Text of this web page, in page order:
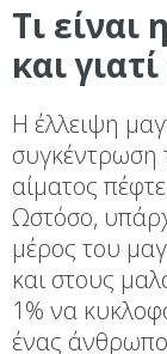
Τι
και
Η έλλειψη
συγκέντρωση
αίματος
Ωστόσο,
μέρος του
και στους
1% να
ένας